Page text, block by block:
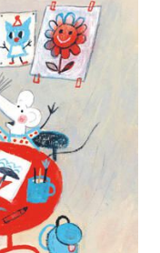
MP3-Hörbuch
Seiten
978-3-19549602-